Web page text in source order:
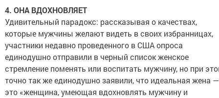
4. ОНА ВДОХНОВЛЯЕТ
Удивительный парадокс: рассказывая о качествах,
которые мужчины желают видеть в своих избранницах,
участники недавно проведенного в США опроса
единодушно отправили в черный список женское
стремление поменять или воспитать мужчину, но при
точно так же единодушно заявили, что идеальная жена —
это «женщина, умеющая вдохновлять мужчину и